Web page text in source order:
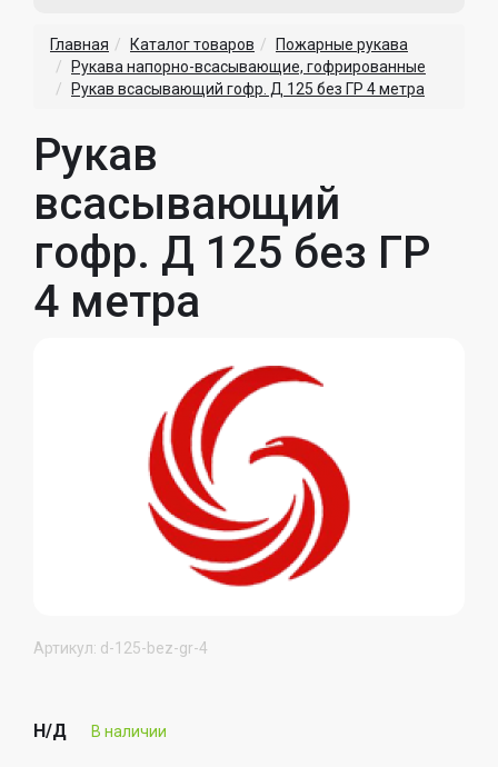
Главная Каталог товаров
Пожарные рукава
Рукава напорно-всасывающие, гофрированные
Рукав всасывающий гофр. Д 125 без ГР 4 метра
Рукав
всасывающий
гофр. Д 125 без ГР
4 метра
Артикул: d-125-bez-gr-4
Н/Д В наличии